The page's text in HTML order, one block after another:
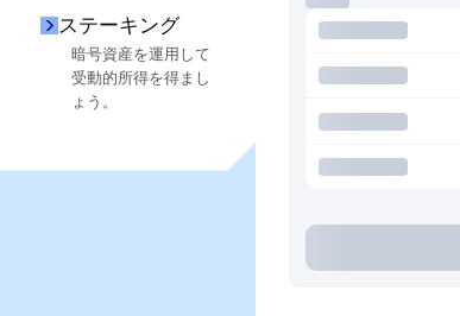
ステーキング
暗号資産を運用して
受動的所得を得まし
ょう。